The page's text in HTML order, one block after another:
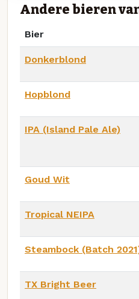
Andere bieren
Bier
Donkerblond
Hopblond
IPA (Island Pale Ale)
Goud Wit
Tropical NEIPA
Steambock (Batch
TX Bright Beer